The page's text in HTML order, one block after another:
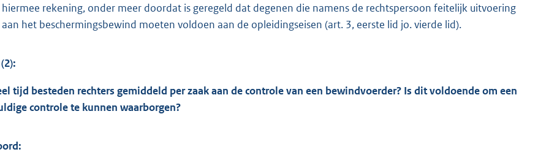
rekening, onder meer doordat is geregeld dat degenen die namens de rechtspersoon feitelijk uitvoering
aan het beschermingsbewind moeten voldoen aan de opleidingseisen (art. 3, eerste lid jo. vierde lid).
tijd besteden rechters gemiddeld per zaak aan de controle van een bewindvoerder? Is dit voldoende om een
controle te kunnen waarborgen?